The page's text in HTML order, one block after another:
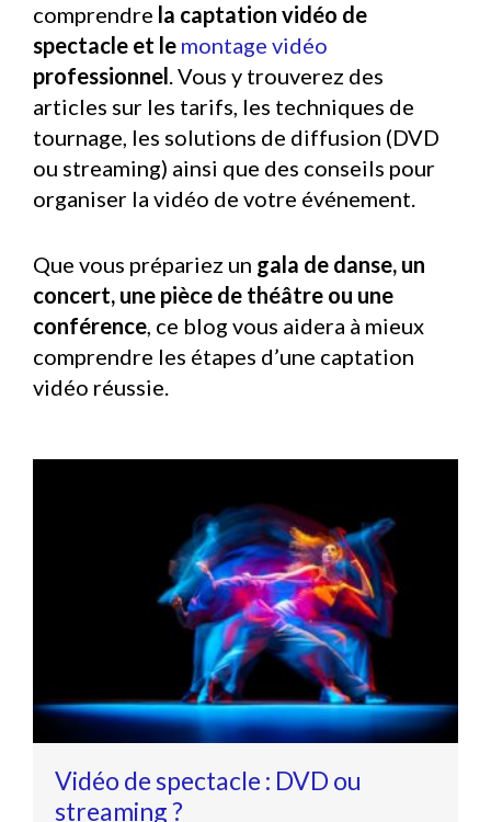
comprendre la captation vidéo de
spectacle et le montage vidéo
professionnel. Vous y trouverez des
articles sur les tarifs, les techniques de
tournage, les solutions de diffusion (DVD
ou streaming) ainsi que des conseils pour
organiser la vidéo de votre événement.
Que vous prépariez un gala de danse, un
concert, une pièce de théâtre ou une
conférence, ce blog vous aidera à mieux
comprendre les étapes d’une captation
vidéo réussie.
Vidéo de spectacle : DVD ou
streaming ?